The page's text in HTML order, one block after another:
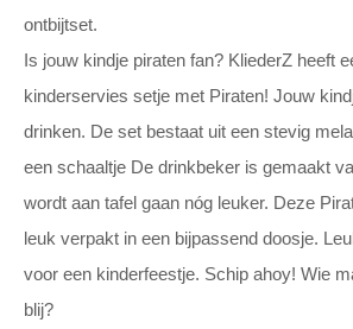
ontbijtset.
Is jouw kindje piraten fan? KliederZ heeft
kinderservies setje met Piraten! Jouw
drinken. De set bestaat uit een stevig
een schaaltje De drinkbeker is gemaakt
wordt aan tafel gaan nóg leuker. Deze
leuk verpakt in een bijpassend doosje.
voor een kinderfeestje. Schip ahoy! Wie
blij?